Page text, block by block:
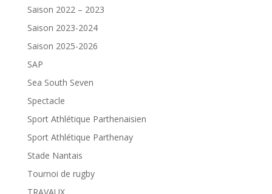
Saison 2022 – 2023
Saison 2023-2024
Saison 2025-2026
SAP
Sea South Seven
Spectacle
Sport Athlétique Parthenaisien
Sport Athlétique Parthenay
Stade Nantais
Tournoi de rugby